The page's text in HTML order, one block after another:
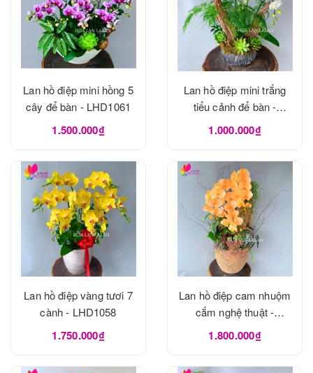
Lan hồ điệp mini hồng 5
cây để bàn - LHD1061
1.500.000₫
Lan hồ điệp mini trắng
tiểu cảnh để bàn -
LHD1060
1.000.000₫
Lan hồ điệp vàng tươi 7
cành - LHD1058
1.750.000₫
Lan hồ điệp cam nhuộm
cắm nghệ thuật -
LHD1056
1.800.000₫